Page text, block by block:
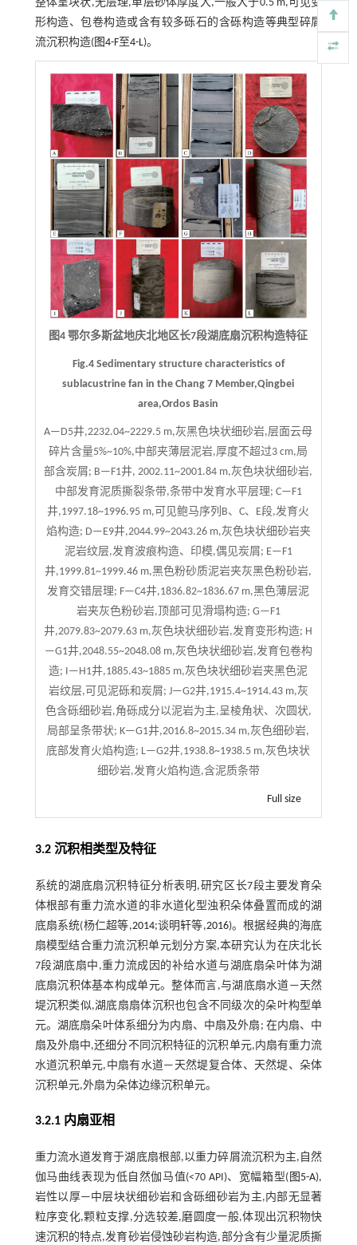
整体呈块状,无层理,单层砂体厚度大,一般大于0.5 m,可见变
形构造、包卷构造或含有较多砾石的含砾构造等典型碎屑
流沉积构造(图4-F至4-L)。
图4 鄂尔多斯盆地庆北地区长7段湖底扇沉积构造特征
Fig.4 Sedimentary structure characteristics of
sublacustrine fan in the Chang 7 Member,Qingbei
area,Ordos Basin
A—D5井,2232.04~2229.5 m,灰黑色块状细砂岩,层面云母
碎片含量5%~10%,中部夹薄层泥岩,厚度不超过3 cm,局
部含炭屑; B—F1井, 2002.11~2001.84 m,灰色块状细砂岩,
中部发育泥质撕裂条带,条带中发育水平层理; C—F1
井,1997.18~1996.95 m,可见鲍马序列B、C、E段,发育火
焰构造; D—E9井,2044.99~2043.26 m,灰色块状细砂岩夹
泥岩纹层,发育波痕构造、印模,偶见炭屑; E—F1
井,1999.81~1999.46 m,黑色粉砂质泥岩夹灰黑色粉砂岩,
发育交错层理; F—C4井,1836.82~1836.67 m,黑色薄层泥
岩夹灰色粉砂岩,顶部可见滑塌构造; G—F1
井,2079.83~2079.63 m,灰色块状细砂岩,发育变形构造; H
—G1井,2048.55~2048.08 m,灰色块状细砂岩,发育包卷构
造; I—H1井,1885.43~1885 m,灰色块状细砂岩夹黑色泥
岩纹层,可见泥砾和炭屑; J—G2井,1915.4~1914.43 m,灰
色含砾细砂岩,角砾成分以泥岩为主,呈棱角状、次圆状,
局部呈条带状; K—G1井,2016.8~2015.34 m,灰色细砂岩,
底部发育火焰构造; L—G2井,1938.8~1938.5 m,灰色块状
细砂岩,发育火焰构造,含泥质条带
Full size
3.2 沉积相类型及特征
系统的湖底扇沉积特征分析表明,研究区长7段主要发育朵
体根部有重力流水道的非水道化型浊积朵体叠置而成的湖
底扇系统(杨仁超等,2014;谈明轩等,2016)。根据经典的海底
扇模型结合重力流沉积单元划分方案,本研究认为在庆北长
7段湖底扇中,重力流成因的补给水道与湖底扇朵叶体为湖
底扇沉积体基本构成单元。整体而言,与湖底扇水道—天然
堤沉积类似,湖底扇扇体沉积也包含不同级次的朵叶构型单
元。湖底扇朵叶体系细分为内扇、中扇及外扇; 在内扇、中
扇及外扇中,还细分不同沉积特征的沉积单元,内扇有重力流
水道沉积单元,中扇有水道—天然堤复合体、天然堤、朵体
沉积单元,外扇为朵体边缘沉积单元。
3.2.1 内扇亚相
重力流水道发育于湖底扇根部,以重力碎屑流沉积为主,自然
伽马曲线表现为低自然伽马值(<70 API)、宽幅箱型( 图5-A),
岩性以厚—中层块状细砂岩和含砾细砂岩为主,内部无显著
粒序变化,颗粒支撑,分选较差,磨圆度一般,体现出沉积物快
速沉积的特点,发育砂岩侵蚀砂岩构造,部分含有少量泥质撕